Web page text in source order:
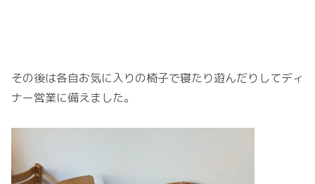
その後は各自お気に入りの椅子で寝たり遊んだりしてディ
ナー営業に備えました。